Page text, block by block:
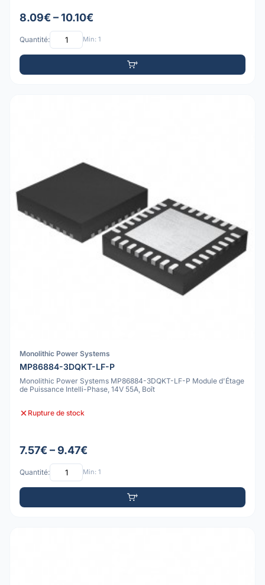
8.09€ – 10.10€
Quantité: Min: 1
Monolithic Power Systems
MP86884-3DQKT-LF-P
Monolithic Power Systems MP86884-3DQKT-LF-P Module d'Étage
de Puissance Intelli-Phase, 14V 55A, Boît
Rupture de stock
7.57€ – 9.47€
Quantité: Min: 1